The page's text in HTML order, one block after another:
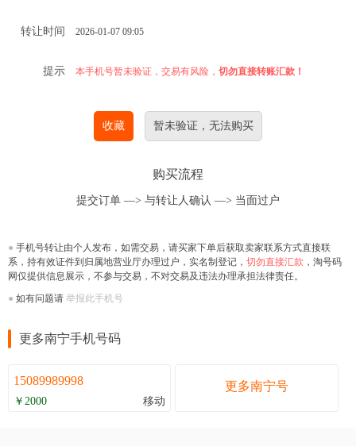
转让时间 2026-01-07 09:05
提示 本手机号暂未验证，交易有风险， 切勿直接转账汇款！
收藏 暂未验证，无法购买
购买流程
提交订单 —> 与转让人确认 —> 当面过户
● 手机号转让由个人发布，如需交易，请买家下单后获取卖家联系方式直接联
系，持有效证件到归属地营业厅办理过户，实名制登记， 切勿直接汇款 ，淘号码
网仅提供信息展示，不参与交易，不对交易及违法办理承担法律责任。
● 如有问题请 举报此手机号
更多南宁手机号码
15089989998
￥2000 移动
更多南宁号